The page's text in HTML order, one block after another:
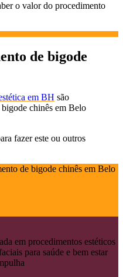
o valor do procedimento
de bigode
em BH são
chinês em Belo
fazer este ou outros
de bigode chinês em Belo
em procedimentos estéticos
para saúde e bem estar